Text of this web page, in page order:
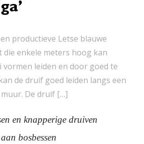
productieve Letse blauwe
enkele meters hoog kan
leiden en door goed te
de druif goed leiden langs een
De druif […]
en knapperige druiven
bosbessen